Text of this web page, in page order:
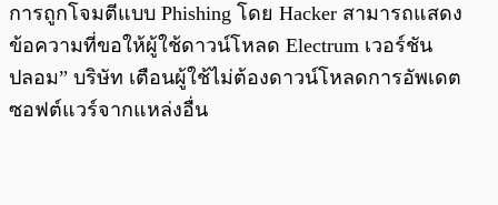
การถูกโจมตีแบบ Phishing โดย Hacker สามารถแสดง
ข้อความที่ขอให้ผู้ใช้ดาวน์โหลด Electrum เวอร์ชัน
ปลอม” บริษัท เตือนผู้ใช้ไม่ต้องดาวน์โหลดการอัพเดต
ซอฟต์แวร์จากแหล่งอื่น